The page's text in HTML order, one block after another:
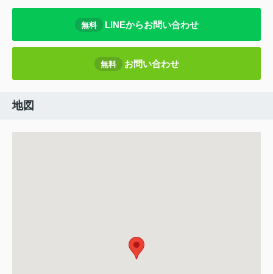
無料 LINEからお問い合わせ
無料 お問い合わせ
地図